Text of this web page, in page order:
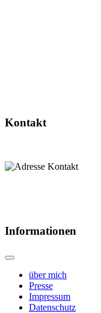
Kontakt
Informationen
über mich
Presse
Impressum
Datenschutz